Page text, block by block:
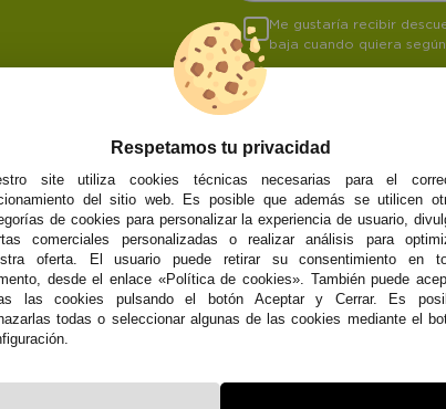
Me gustaría recibir
baja cuando quiera
NOSOTROS
Quiénes somos
Info
ATENCIÓN AL
Envíos y
Formas de
Preguntas
Contacto
Unión Europea
Fondo
Respetamos tu privacidad
site utiliza cookies técnicas necesarias para el
del sitio web. Es posible que además se utilicen
de cookies para personalizar la experiencia de usuario,
comerciales personalizadas o realizar análisis para
oferta. El usuario puede retirar su consentimiento en
desde el enlace «Política de cookies». También puede
las cookies pulsando el botón Aceptar y Cerrar. Es
todas o seleccionar algunas de las cookies mediante el